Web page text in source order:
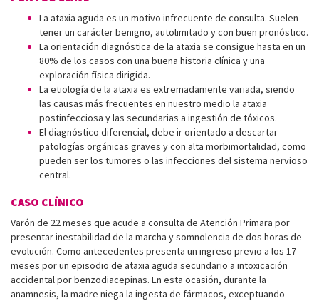
La ataxia aguda es un motivo infrecuente de consulta. Suelen
tener un carácter benigno, autolimitado y con buen pronóstico.
La orientación diagnóstica de la ataxia se consigue hasta en un
80% de los casos con una buena historia clínica y una
exploración física dirigida.
La etiología de la ataxia es extremadamente variada, siendo
las causas más frecuentes en nuestro medio la ataxia
postinfecciosa y las secundarias a ingestión de tóxicos.
El diagnóstico diferencial, debe ir orientado a descartar
patologías orgánicas graves y con alta morbimortalidad, como
pueden ser los tumores o las infecciones del sistema nervioso
central.
CASO CLÍNICO
Varón de 22 meses que acude a consulta de Atención Primara por
presentar inestabilidad de la marcha y somnolencia de dos horas de
evolución. Como antecedentes presenta un ingreso previo a los 17
meses por un episodio de ataxia aguda secundario a intoxicación
accidental por benzodiacepinas. En esta ocasión, durante la
anamnesis, la madre niega la ingesta de fármacos, exceptuando